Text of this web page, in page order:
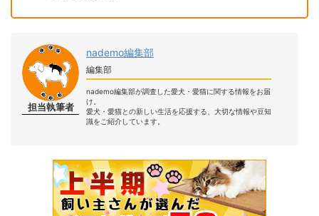
担当執筆者
nademo編集部
編集部
nademo編集部が調査した愛犬・愛猫に関する情報をお届
け。
愛犬・愛猫との新しい生活を応援する、大切な情報や豆知
識をご紹介しています。